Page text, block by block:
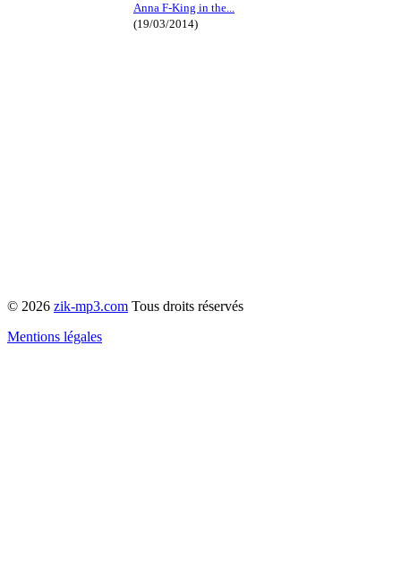
Anna F-King in the...
(19/03/2014)
© 2026 zik-mp3.com Tous droits réservés
Mentions légales